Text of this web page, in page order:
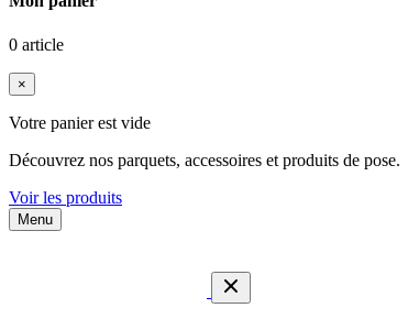
0 article
×
Votre panier est vide
Découvrez nos parquets, accessoires et produits de pose.
Voir les produits
Menu